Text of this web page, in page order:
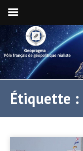
Étiquette :